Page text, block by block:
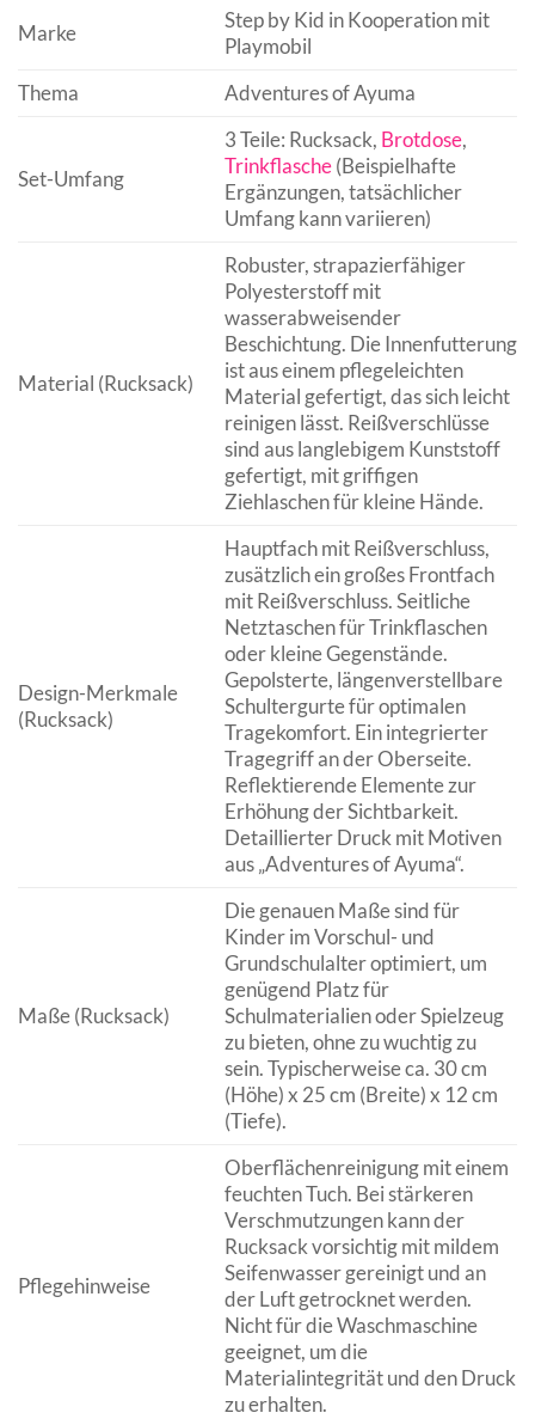
Marke
Step by Kid in Kooperation mit
Playmobil
Thema
Adventures of Ayuma
Set-Umfang
3 Teile: Rucksack, Brotdose,
Trinkflasche(Beispielhafte
Ergänzungen, tatsächlicher
Umfang kann variieren)
Material (Rucksack)
Robuster, strapazierfähiger
Polyesterstoff mit
wasserabweisender
Beschichtung. Die Innenfutterung
ist aus einem pflegeleichten
Material gefertigt, das sich leicht
reinigen lässt. Reißverschlüsse
sind aus langlebigem Kunststoff
gefertigt, mit griffigen
Ziehlaschen für kleine Hände.
Design-Merkmale
(Rucksack)
Hauptfach mit Reißverschluss,
zusätzlich ein großes Frontfach
mit Reißverschluss. Seitliche
Netztaschen für Trinkflaschen
oder kleine Gegenstände.
Gepolsterte, längenverstellbare
Schultergurte für optimalen
Tragekomfort. Ein integrierter
Tragegriff an der Oberseite.
Reflektierende Elemente zur
Erhöhung der Sichtbarkeit.
Detaillierter Druck mit Motiven
aus „Adventures of Ayuma“.
Maße (Rucksack)
Die genauen Maße sind für
Kinder im Vorschul- und
Grundschulalter optimiert, um
genügend Platz für
Schulmaterialien oder Spielzeug
zu bieten, ohne zu wuchtig zu
sein. Typischerweise ca. 30 cm
(Höhe) x 25 cm (Breite) x 12 cm
(Tiefe).
Pflegehinweise
Oberflächenreinigung mit einem
feuchten Tuch. Bei stärkeren
Verschmutzungen kann der
Rucksack vorsichtig mit mildem
Seifenwasser gereinigt und an
der Luft getrocknet werden.
Nicht für die Waschmaschine
geeignet, um die
Materialintegrität und den Druck
zu erhalten.